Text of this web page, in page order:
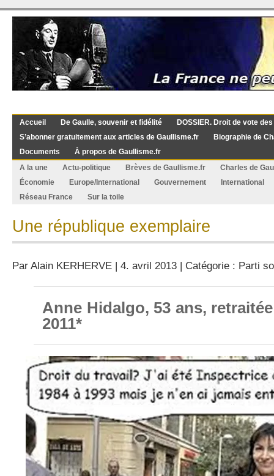
Accueil De Gaulle, souvenir et fidélité
DOSSIER. Droit de vote
S’abonner gratuitement aux articles de Gaullisme.fr
Biographie de
Documents
À propos de Gaullisme.fr
A la une
Actu-politique Brèves de Gaullisme.fr
Charles de
Économie
Europe/International Gouvernement
International
Réseau France
Sur la toile
Une république exemplaire
Par Alain KERHERVE | 4. avril 2013 | Catégorie : Parti
Anne Hidalgo, 53 ans,
2011*